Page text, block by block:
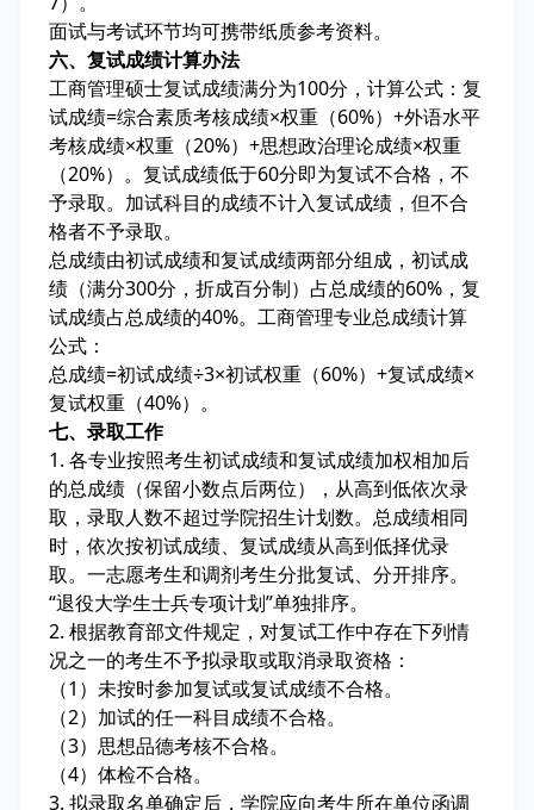
面试与考试环节均可携带纸质参考资料。
六、复试成绩计算办法
工商管理硕士复试成绩满分为100分，计算公式：复
试成绩=综合素质考核成绩×权重（60%）+外语水平
考核成绩×权重（20%）+思想政治理论成绩×权重
（20%）。复试成绩低于60分即为复试不合格，不
予录取。加试科目的成绩不计入复试成绩，但不合
格者不予录取。
总成绩由初试成绩和复试成绩两部分组成，初试成
绩（满分300分，折成百分制）占总成绩的60%，复
试成绩占总成绩的40%。工商管理专业总成绩计算
公式：
总成绩=初试成绩÷3×初试权重（60%）+复试成绩×
复试权重（40%）。
七、录取工作
1. 各专业按照考生初试成绩和复试成绩加权相加后
的总成绩（保留小数点后两位），从高到低依次录
取，录取人数不超过学院招生计划数。总成绩相同
时，依次按初试成绩、复试成绩从高到低择优录
取。一志愿考生和调剂考生分批复试、分开排序。
“退役大学生士兵专项计划”单独排序。
2. 根据教育部文件规定，对复试工作中存在下列情
况之一的考生不予拟录取或取消录取资格：
（1）未按时参加复试或复试成绩不合格。
（2）加试的任一科目成绩不合格。
（3）思想品德考核不合格。
（4）体检不合格。
3. 拟录取名单确定后，学院应向考生所在单位函调